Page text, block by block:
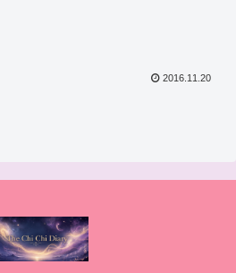
2016.11.20